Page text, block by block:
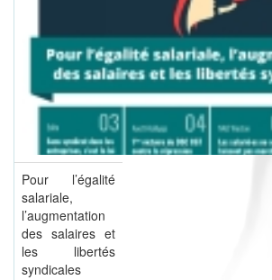
Pour l’égalité
salariale,
l’augmentation
des salaires et
les libertés
syndicales